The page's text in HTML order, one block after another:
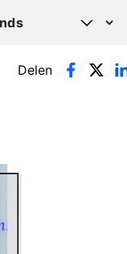
Delen